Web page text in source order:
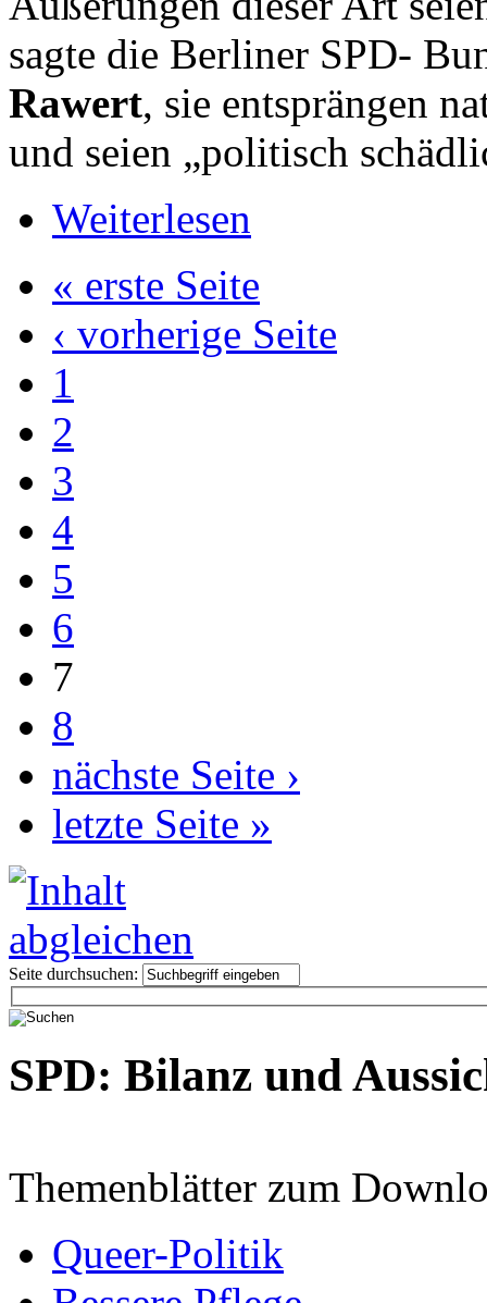
sagte die Berliner SPD-
Rawert, sie entsprängen
und seien „politisch
Weiterlesen
« erste Seite
‹ vorherige Seite
1
2
3
4
5
6
7
8
nächste Seite ›
letzte Seite »
Seite durchsuchen:
SPD: Bilanz und
Themenblätter zum
Queer-Politik